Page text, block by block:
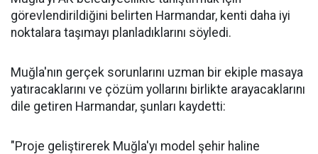
görevlendirildiğini belirten Harmandar, kenti daha iyi
noktalara taşımayı planladıklarını söyledi.
Muğla'nın gerçek sorunlarını uzman bir ekiple masaya
yatıracaklarını ve çözüm yollarını birlikte arayacaklarını
dile getiren Harmandar, şunları kaydetti:
"Proje geliştirerek Muğla'yı model şehir haline